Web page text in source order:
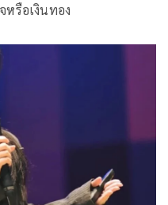
หรือเงินทอง